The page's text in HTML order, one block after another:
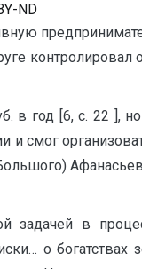
ND
в год [6, с. 22
смог
задачей в
о